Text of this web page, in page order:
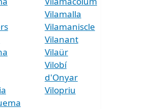
Vilamalla
Vilamaniscle
Vilanant
Vilaür
Vilobí
d'Onyar
Vilopriu